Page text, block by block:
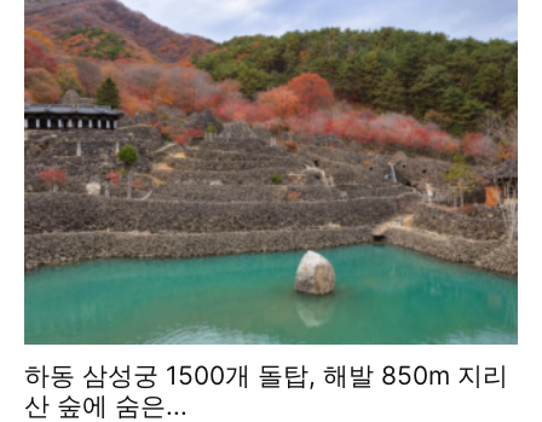
하동 삼성궁 1500개 돌탑, 해발 850m 지리
산 숲에 숨은...